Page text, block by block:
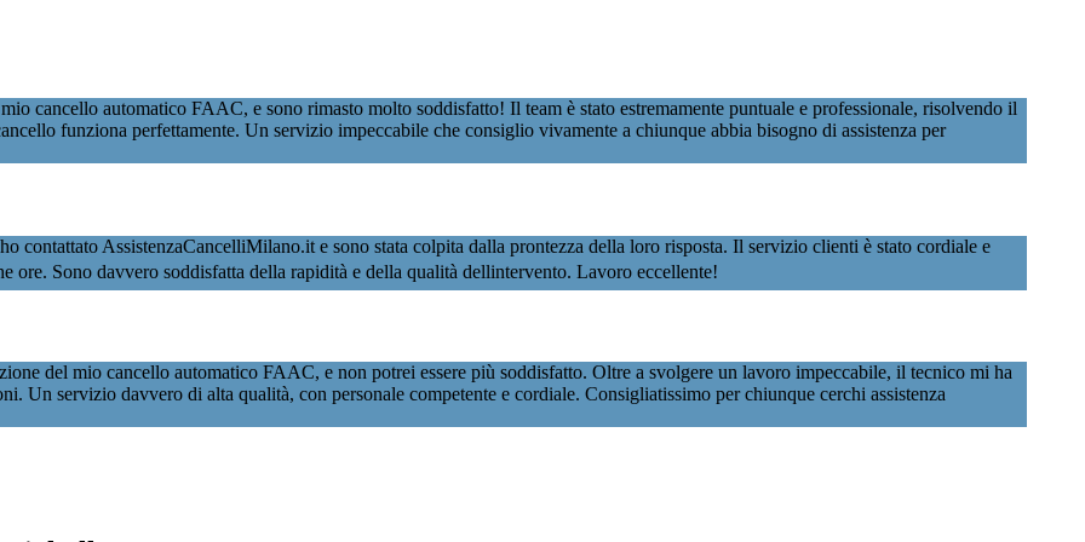
cancello automatico FAAC, e sono rimasto molto soddisfatto! Il team è stato estremamente puntuale e professionale, risolvendo il
funziona perfettamente. Un servizio impeccabile che consiglio vivamente a chiunque abbia bisogno di assistenza per
AssistenzaCancelliMilano.it e sono stata colpita dalla prontezza della loro risposta. Il servizio clienti è stato cordiale e
Sono davvero soddisfatta della rapidità e della qualità dellintervento. Lavoro eccellente!
del mio cancello automatico FAAC, e non potrei essere più soddisfatto. Oltre a svolgere un lavoro impeccabile, il tecnico mi ha
Un servizio davvero di alta qualità, con personale competente e cordiale. Consigliatissimo per chiunque cerchi assistenza